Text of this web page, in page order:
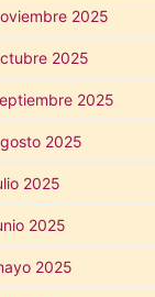
2025
2025
2025
2025
2025
2025
2025